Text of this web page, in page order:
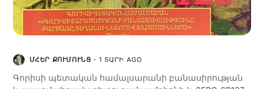
ՄՀԵՐ ՔՈՒՄՈՒՆՑ 1 ՏԱՐԻ AGO
Գորիսի պետական համալսարանի բանասիրության